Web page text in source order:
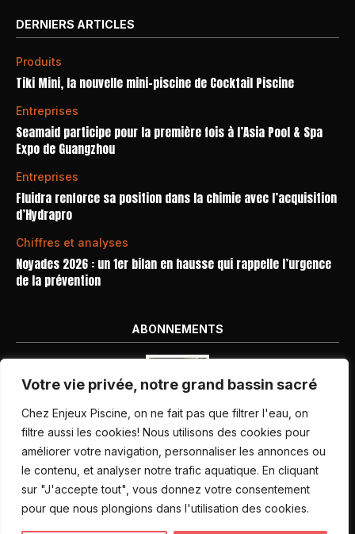
Votre vie privée, notre grand bassin sacré
Chez Enjeux Piscine, on ne fait pas que filtrer l'eau, on
filtre aussi les cookies! Nous utilisons des cookies pour
améliorer votre navigation, personnaliser les annonces ou
le contenu, et analyser notre trafic aquatique. En cliquant
sur "J'accepte tout", vous donnez votre consentement
pour que nous plongions dans l'utilisation des cookies.
DERNIERS ARTICLES
Produits
Tiki Mini, la nouvelle mini-piscine de Cocktail Piscine
Entreprises
Seamaid participe pour la première fois à l’Asia Pool & Spa
Expo de Guangzhou
Entreprises
Fluidra renforce sa position dans la chimie avec l’acquisition
d’Hydrapro
Chiffres et analyses
Noyades 2026 : un 1er bilan en hausse qui rappelle l’urgence
de la prévention
ABONNEMENTS
Nos dernières parutions
Abonnement magazine
Inscription newsletter